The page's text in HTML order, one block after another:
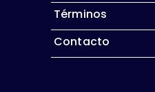
Términos
Contacto